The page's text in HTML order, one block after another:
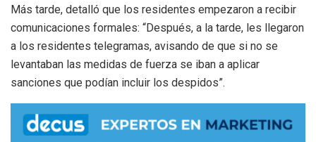
Más tarde, detalló que los residentes empezaron a recibir
comunicaciones formales: “Después, a la tarde, les llegaron
a los residentes telegramas, avisando de que si no se
levantaban las medidas de fuerza se iban a aplicar
sanciones que podían incluir los despidos”.